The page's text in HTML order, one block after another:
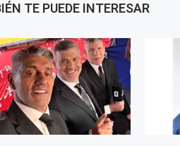
TE PUEDE INTERESAR